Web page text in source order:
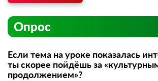
Опрос
Если тема на уроке показалась
ты скорее пойдёшь за
продолжением»?